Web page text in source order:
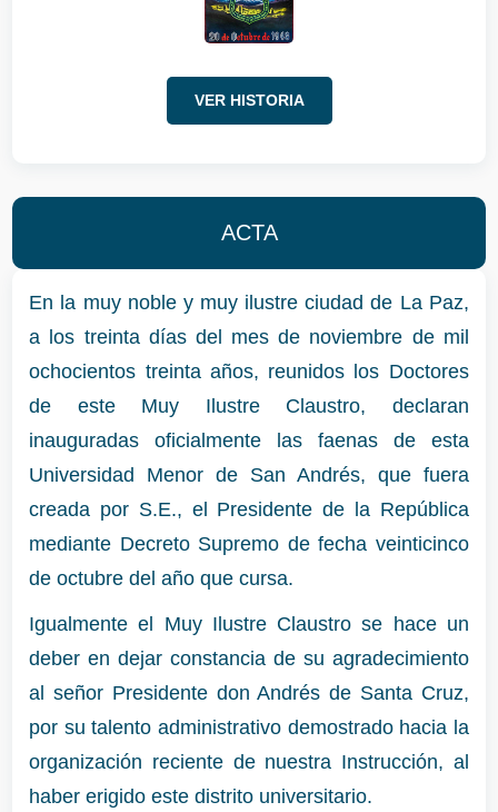
VER HISTORIA
ACTA
En la muy noble y muy ilustre ciudad de La Paz,
a los treinta días del mes de noviembre de mil
ochocientos treinta años, reunidos los Doctores
de este Muy Ilustre Claustro, declaran
inauguradas oficialmente las faenas de esta
Universidad Menor de San Andrés, que fuera
creada por S.E., el Presidente de la República
mediante Decreto Supremo de fecha veinticinco
de octubre del año que cursa.
Igualmente el Muy Ilustre Claustro se hace un
deber en dejar constancia de su agradecimiento
al señor Presidente don Andrés de Santa Cruz,
por su talento administrativo demostrado hacia la
organización reciente de nuestra Instrucción, al
haber erigido este distrito universitario.